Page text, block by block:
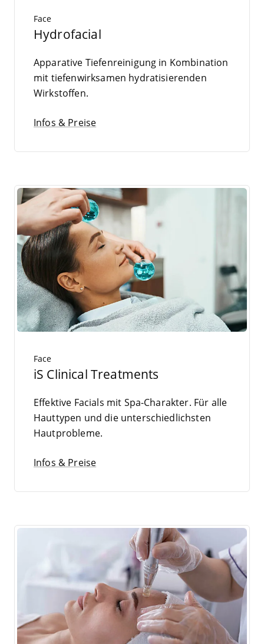
Face
Hydrofacial
Appa­ra­ti­ve Tie­fen­rei­ni­gung in Kom­bi­na­ti­on
mit tie­fen­wirk­sa­men hydra­ti­sie­ren­den
Wirkstoffen.
Infos & Preise
Face
iS Clinical Treatments
Effek­ti­ve Facials mit Spa-Cha­rak­ter. Für alle
Haut­ty­pen und die unter­schied­lichs­ten
Hautprobleme.
Infos & Preise